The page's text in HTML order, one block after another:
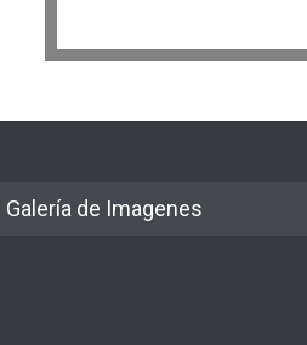
Galería de Imagenes